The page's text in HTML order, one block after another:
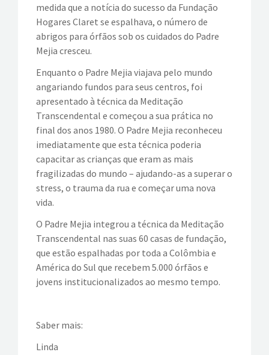
medida que a notícia do sucesso da Fundação
Hogares Claret se espalhava, o número de
abrigos para órfãos sob os cuidados do Padre
Mejia cresceu.
Enquanto o Padre Mejia viajava pelo mundo
angariando fundos para seus centros, foi
apresentado à técnica da Meditação
Transcendental e começou a sua prática no
final dos anos 1980. O Padre Mejia reconheceu
imediatamente que esta técnica poderia
capacitar as crianças que eram as mais
fragilizadas do mundo – ajudando-as a superar o
stress, o trauma da rua e começar uma nova
vida.
O Padre Mejia integrou a técnica da Meditação
Transcendental nas suas 60 casas de fundação,
que estão espalhadas por toda a Colômbia e
América do Sul que recebem 5.000 órfãos e
jovens institucionalizados ao mesmo tempo.
Saber mais:
Linda